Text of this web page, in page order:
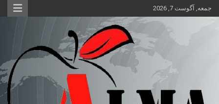
محتوا
جمعه, آگوست 7, 2026